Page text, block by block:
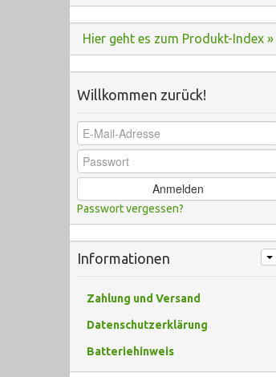
Hier geht es zum Produkt-Index »
Willkommen zurück!
Anmelden
Passwort vergessen?
Informationen
Zahlung und Versand
Datenschutzerklärung
Batteriehinweis